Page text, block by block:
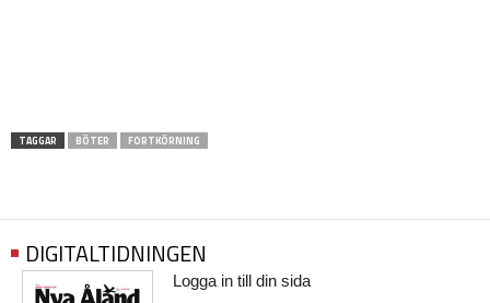
TAGGAR BÖTER FORTKÖRNING
DIGITALTIDNINGEN
Logga in till din sida